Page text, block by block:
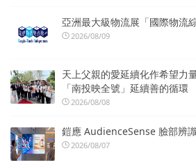
亞洲最大級物流展「國際物流
2026/08/09
天上父親的愛延續化作希望力
「南投映全號」延續善的循環
2026/08/08
鎧應 AudienceSense 臉部辨
2026/08/07